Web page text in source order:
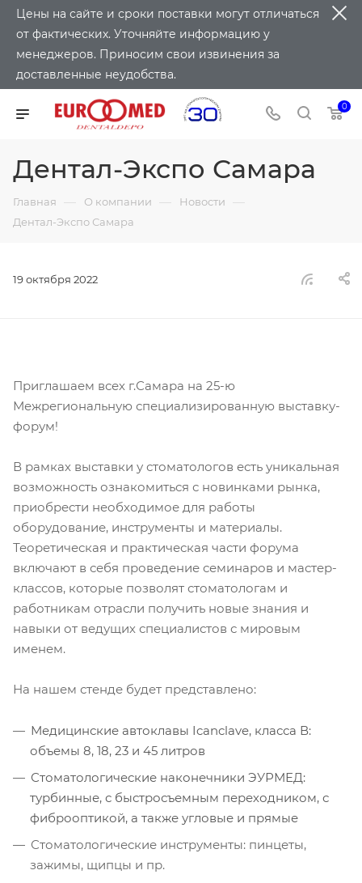
Цены на сайте и сроки поставки могут отличаться
от фактических. Уточняйте информацию у
менеджеров. Приносим свои извинения за
доставленные неудобства.
0
Дентал-Экспо Самара
Главная — О компании — Новости —
Дентал-Экспо Самара
19 октября 2022
Приглашаем всех г.Самара на 25-ю
Межрегиональную специализированную выставку-
форум!
В рамках выставки у стоматологов есть уникальная
возможность ознакомиться с новинками рынка,
приобрести необходимое для работы
оборудование, инструменты и материалы.
Теоретическая и практическая части форума
включают в себя проведение семинаров и мастер-
классов, которые позволят стоматологам и
работникам отрасли получить новые знания и
навыки от ведущих специалистов с мировым
именем.
На нашем стенде будет представлено:
Медицинские автоклавы Icanclave, класса В:
объемы 8, 18, 23 и 45 литров
Стоматологические наконечники ЭУРМЕД:
турбинные, с быстросъемным переходником, с
фиброоптикой, а также угловые и прямые
Стоматологические инструменты: пинцеты,
зажимы, щипцы и пр.